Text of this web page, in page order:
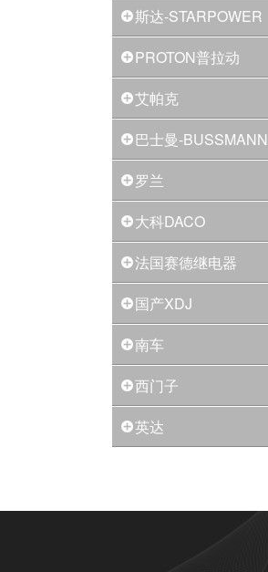
斯达-STARPOWER
PROTON普拉动
艾帕克
巴士曼-BUSSMANN
罗兰
大科DACO
法国赛德继电器
国产XDJ
南车
西门子
英达